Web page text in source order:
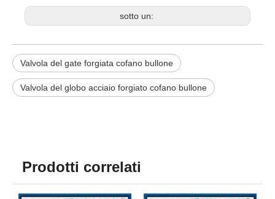
sotto un:
Valvola del gate forgiata cofano bullone
Valvola del globo acciaio forgiato cofano bullone
Prodotti correlati